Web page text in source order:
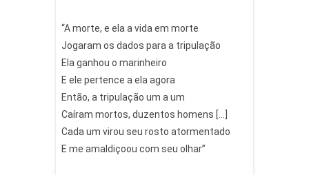
“A morte, e ela a vida em morte
Jogaram os dados para a tripulação
Ela ganhou o marinheiro
E ele pertence a ela agora
Então, a tripulação um a um
Caíram mortos, duzentos homens […]
Cada um virou seu rosto atormentado
E me amaldiçoou com seu olhar”